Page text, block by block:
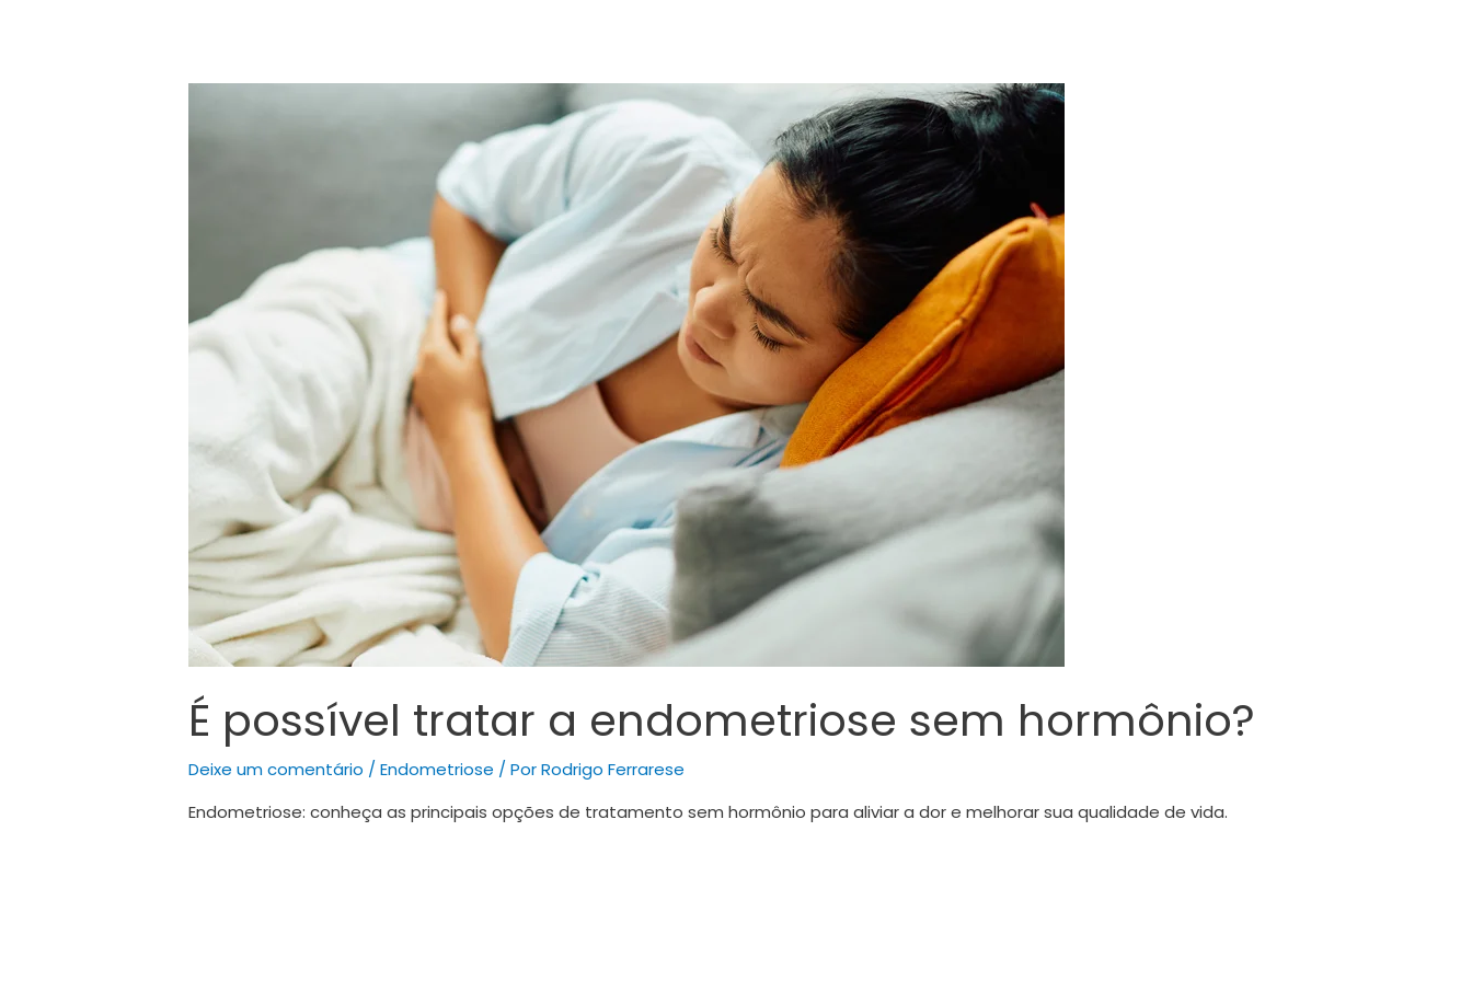
É possível tratar a endometriose sem hormônio?
Deixe um comentário /Endometriose / PorRodrigo Ferrarese
Endometriose: conheça as principais opções de tratamento sem hormônio para aliviar a dor e melhorar sua qualidade de vida.